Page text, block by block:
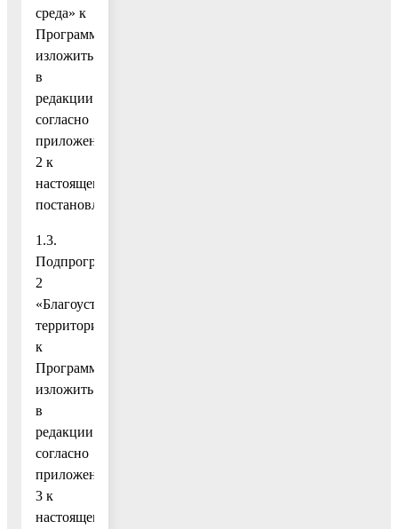
среда» к
Программе
изложить
в
редакции
согласно
приложению
2 к
настоящему
постановлению;
1.3.
Подпрограмму
2
«Благоустройство
территорий»
к
Программе
изложить
в
редакции
согласно
приложению
3 к
настоящему